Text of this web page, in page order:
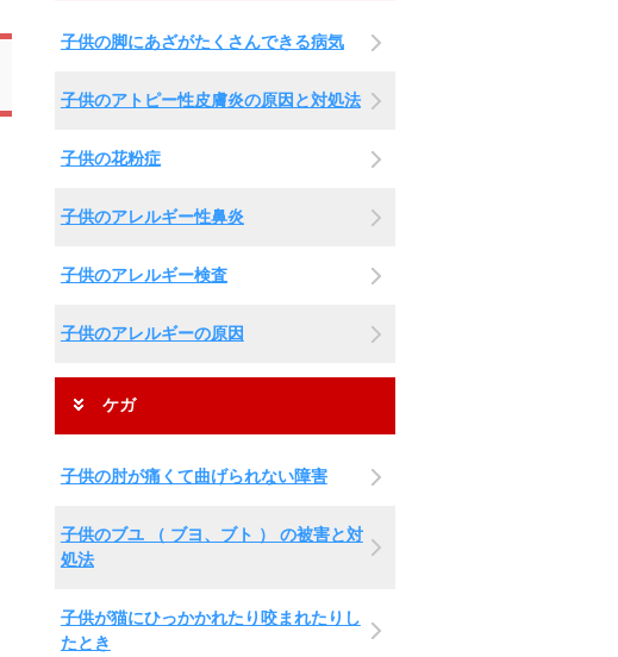
子供の脚にあざがたくさんできる病気
子供のアトピー性皮膚炎の原因と対処法
子供の花粉症
子供のアレルギー性鼻炎
子供のアレルギー検査
子供のアレルギーの原因
ケガ
子供の肘が痛くて曲げられない障害
子供のブユ （ ブヨ、ブト ） の被害と対
処法
子供が猫にひっかかれたり咬まれたりし
たとき